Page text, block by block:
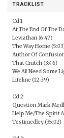
TRACKLIST
Cd 1
At The End Of The
Leviathan (6:47)
The Way Home
Author Of
That Crutch (3:46)
We All Need Some
Lifeline (12:39)
Cd 2:
Question Mark
Help Me/The Spirit
Testimedley (35:02)